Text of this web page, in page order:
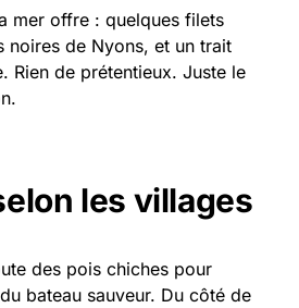
mer offre : quelques filets
noires de Nyons, et un trait
Rien de prétentieux. Juste le
les villages
des pois chiches pour
bateau sauveur. Du côté de